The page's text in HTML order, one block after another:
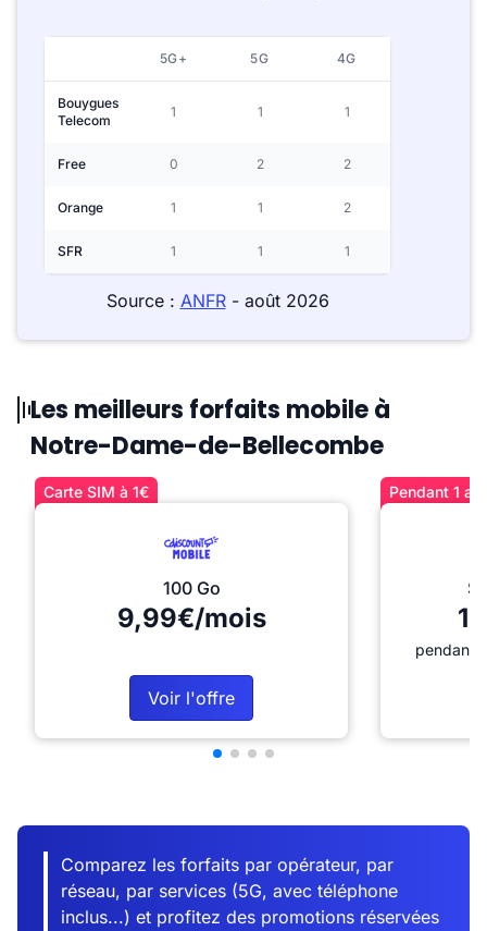
5G+ 5G 4G
Bouygues
Telecom
1 1 1
Free 0 2 2
Orange 1 1 2
SFR 1 1 1
Source : ANFR- août 2026
Les meilleurs forfaits mobile à
Notre-Dame-de-Bellecombe
Carte SIM à 1€
100 Go
9,99€/mois
Voir l'offre
Pendant 1
pendant
Comparez les forfaits par opérateur, par
réseau, par services (5G, avec téléphone
inclus...) et profitez des promotions réservées